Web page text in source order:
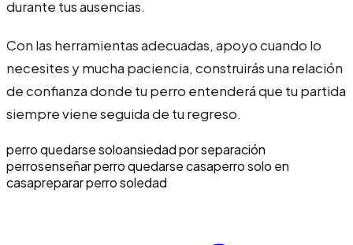
durante tus ausencias.
Con las herramientas adecuadas, apoyo cuando lo
necesites y mucha paciencia, construirás una relación
de confianza donde tu perro entenderá que tu partida
siempre viene seguida de tu regreso.
perro quedarse soloansiedad por separación
perrosenseñar perro quedarse casaperro solo en
casapreparar perro soledad